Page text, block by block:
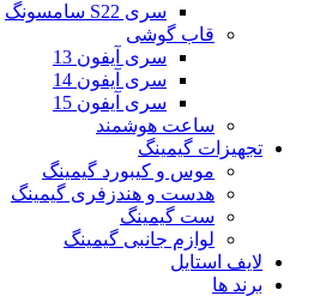
سری S22 سامسونگ
قاب گوشی
سری آیفون 13
سری آیفون 14
سری آیفون 15
ساعت هوشمند
تجهیزات گیمینگ
موس و کیبورد گیمینگ
هدست و هندزفری گیمینگ
ست گیمینگ
لوازم جانبی گیمینگ
لایف استایل
برند ها